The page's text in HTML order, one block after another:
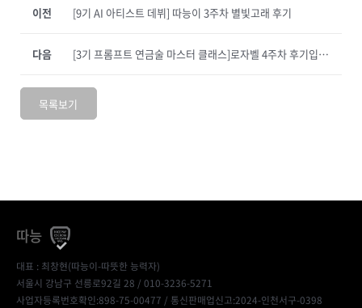
이전 [9기 AI 아티스트 데뷔] 따능이 3주차 별빛고래 후기
[3기 프롬프트 연금술 마스터 클래스]로자벨 4주차 후기입니다.
다음
목록보기
따능
대표 : 최창현(따능이-따뜻한 능력자)
서울시 강남구 선릉로92길 28 / 010-3236-5271
사업자등록번호확인:898-75-00477 / 통신판매업신고:2024-인천서구-0398